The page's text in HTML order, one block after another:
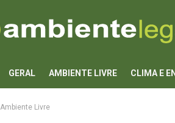
GERAL AMBIENTE LIVRE CLIMA E
Ambiente Livre